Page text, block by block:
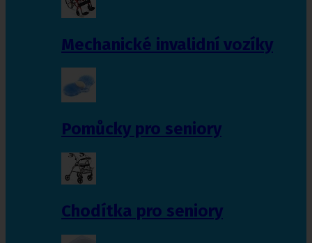
Mechanické invalidní vozíky
Pomůcky pro seniory
Chodítka pro seniory